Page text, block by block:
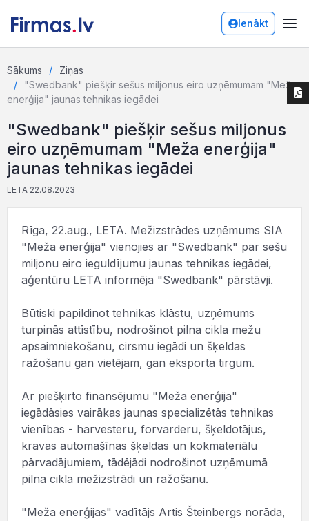
Ienākt
Sākums
Ziņas
"Swedbank" piešķir sešus miljonus eiro uzņēmumam "Meža
enerģija" jaunas tehnikas iegādei
"Swedbank" piešķir sešus miljonus
eiro uzņēmumam "Meža enerģija"
jaunas tehnikas iegādei
LETA 22.08.2023
Rīga, 22.aug., LETA. Mežizstrādes uzņēmums SIA
"Meža enerģija" vienojies ar "Swedbank" par sešu
miljonu eiro ieguldījumu jaunas tehnikas iegādei,
aģentūru LETA informēja "Swedbank" pārstāvji.
Būtiski papildinot tehnikas klāstu, uzņēmums
turpinās attīstību, nodrošinot pilna cikla mežu
apsaimniekošanu, cirsmu iegādi un šķeldas
ražošanu gan vietējam, gan eksporta tirgum.
Ar piešķirto finansējumu "Meža enerģija"
iegādāsies vairākas jaunas specializētās tehnikas
vienības - harvesteru, forvarderu, šķeldotājus,
kravas automašīnas šķeldas un kokmateriālu
pārvadājumiem, tādējādi nodrošinot uzņēmumā
pilna cikla mežizstrādi un ražošanu.
"Meža enerģijas" vadītājs Artis Šteinbergs norāda,